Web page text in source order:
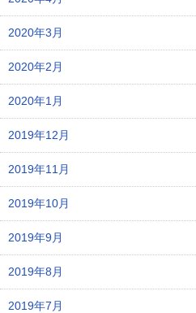
2020年3月
2020年2月
2020年1月
2019年12月
2019年11月
2019年10月
2019年9月
2019年8月
2019年7月